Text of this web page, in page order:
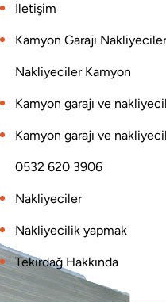
İletişim
Kamyon Garajı Nakliyeciler
Nakliyeciler Kamyon
Kamyon garajı ve
Kamyon garajı ve
0532 620 3906
Nakliyeciler
Nakliyecilik yapmak
Tekirdağ Hakkında